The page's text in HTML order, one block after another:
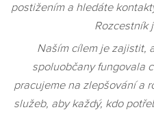
postižením a hledáte
Rozcestník
Naším cílem je zajistit,
spoluobčany fungovala
pracujeme na zlepšování a
služeb, aby každý, kdo